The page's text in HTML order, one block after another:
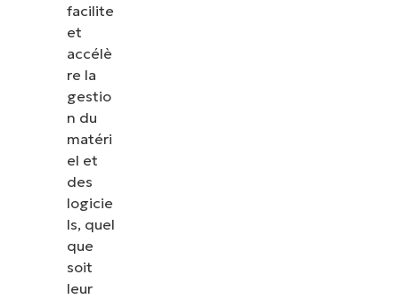
facilite
et
accélè
re la
gestio
n du
matéri
el et
des
logicie
ls, quel
que
soit
leur